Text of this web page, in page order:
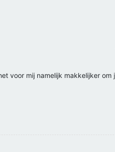
voor mij namelijk makkelijker om